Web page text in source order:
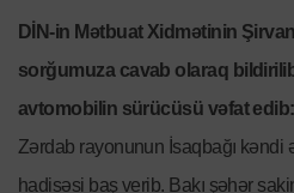
DİN-in Mətbuat Xidmətinin
sorğumuza cavab olaraq
avtomobilin sürücüsü vəfat edib:
Zərdab rayonunun İsaqbağı kəndi
hadisəsi baş verib. Bakı şəhər